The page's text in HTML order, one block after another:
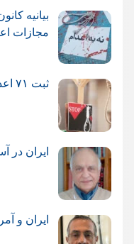
بیانیه
مجازات
ثبت ۷۱ اعدام در ژوئيه در ایران
ایران در
ایران و